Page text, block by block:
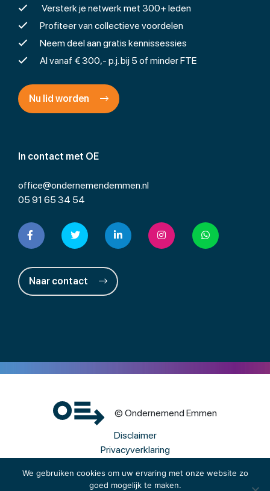
We gebruiken cookies om uw ervaring met onze website zo
goed mogelijk te maken.
In contact met OE
office@ondernemendemmen.nl
05 91 65 34 54
Naar contact
Versterk je netwerk met 300+ leden
Profiteer van collectieve voordelen
Neem deel aan gratis kennissessies
Al vanaf € 300,- p.j. bij 5 of minder FTE
Nu lid worden
© Ondernemend Emmen
Disclaimer
Privacyverklaring